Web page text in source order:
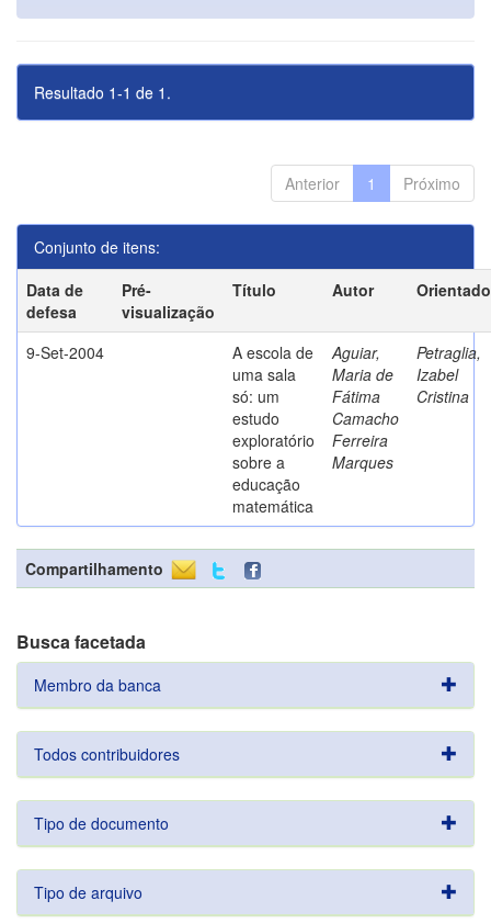
Resultado 1-1 de 1.
Anterior 1 Próximo
Conjunto de itens:
Data de
defesa
Pré-
visualização
Título Autor
9-Set-2004
A escola de
uma sala
só: um
estudo
exploratório
sobre a
educação
matemática
Aguiar,
Maria de
Fátima
Camacho
Ferreira
Marques
Petraglia,
Izabel
Cristina
Compartilhamento
Busca facetada
Membro da banca
Todos contribuidores
Tipo de documento
Tipo de arquivo